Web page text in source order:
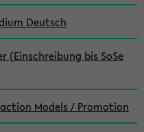
Deutsch
(Einschreibung bis SoSe
Models / Promotion